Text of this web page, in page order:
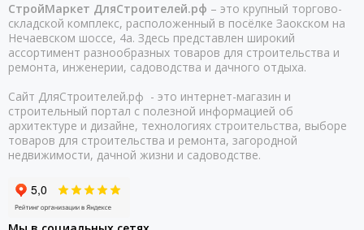
СтройМаркет ДляСтроителей.рф – это крупный торгово-
складской комплекс, расположенный в посёлке Заокском на
Нечаевском шоссе, 4а. Здесь представлен широкий
ассортимент разнообразных товаров для строительства и
ремонта, инженерии, садоводства и дачного отдыха.
Сайт ДляСтроителей.рф - это интернет-магазин и
строительный портал с полезной информацией об
архитектуре и дизайне, технологиях строительства, выборе
товаров для строительства и ремонта, загородной
недвижимости, дачной жизни и садоводстве.